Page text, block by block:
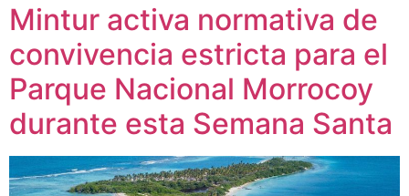
Mintur activa normativa de
convivencia estricta para el
Parque Nacional Morrocoy
durante esta Semana Santa